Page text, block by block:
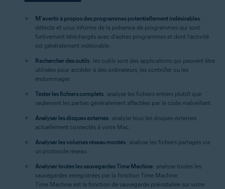
M'avertir à propos des programmes potentiellement indésirables :
détecte et vous informe de la présence de programmes qui sont
furtivement téléchargés avec d’autres programmes et dont l’activité
est généralement indésirable.
Rechercher des outils : les outils sont des applications qui peuvent être
utilisées pour accéder à des ordinateurs, les contrôler ou les
endommager.
Tester les fichiers complets : analyse les fichiers entiers plutôt que
seulement les parties généralement affectées par le code malveillant.
Analyser les disques externes : analyse tous les disques externes
actuellement connectés à votre Mac.
Analyser les volumes réseau montés : analyse les fichiers partagés via
un protocole réseau.
Analyser toutes les sauvegardes Time Machine : analyse toutes les
sauvegardes enregistrées par la fonction Time Machine.
Time Machine est la fonction de sauvegarde préinstallée sur votre